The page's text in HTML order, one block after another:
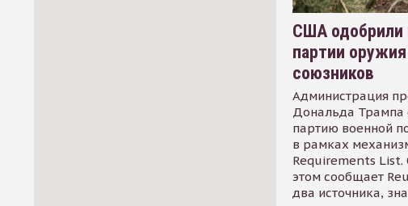
США одобрили
партии
союзников
Администрация
Дональда Трампа
партию военной
в рамках
Requirements List.
этом сообщает
два источника,